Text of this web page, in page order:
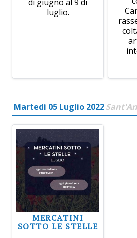
di giugno al 9 di
luglio.
Martedì 05 Luglio 2022
MERCATINI
SOTTO LE STELLE